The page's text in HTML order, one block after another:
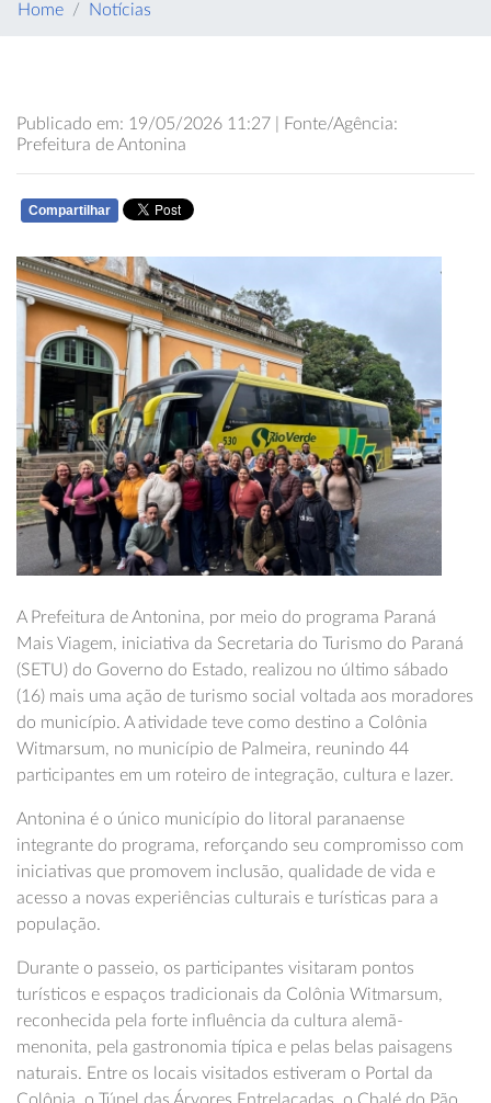
Home Notícias
Publicado em: 19/05/2026 11:27 | Fonte/Agência:
Prefeitura de Antonina
Compartilhar
A Prefeitura de Antonina, por meio do programa Paraná
Mais Viagem, iniciativa da Secretaria do Turismo do Paraná
(SETU) do Governo do Estado, realizou no último sábado
(16) mais uma ação de turismo social voltada aos moradores
do município. A atividade teve como destino a Colônia
Witmarsum, no município de Palmeira, reunindo 44
participantes em um roteiro de integração, cultura e lazer.
Antonina é o único município do litoral paranaense
integrante do programa, reforçando seu compromisso com
iniciativas que promovem inclusão, qualidade de vida e
acesso a novas experiências culturais e turísticas para a
população.
Durante o passeio, os participantes visitaram pontos
turísticos e espaços tradicionais da Colônia Witmarsum,
reconhecida pela forte influência da cultura alemã-
menonita, pela gastronomia típica e pelas belas paisagens
naturais. Entre os locais visitados estiveram o Portal da